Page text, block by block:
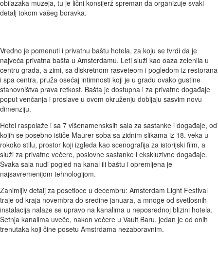
obilazaka muzeja, tu je lični konsijerž spreman da organizuje svaki
detalj tokom vašeg boravka.
Vredno je pomenuti i privatnu baštu hotela, za koju se tvrdi da je
najveća privatna bašta u Amsterdamu. Leti služi kao oaza zelenila u
centru grada, a zimi, sa diskretnom rasveteom i pogledom iz restorana
i spa centra, pruža osećaj intimnosti koji je u gradu ovako gustine
stanovništva prava retkost. Bašta je dostupna i za privatne događaje
poput venčanja i proslave u ovom okruženju dobijaju sasvim novu
dimenziju.
Hotel raspolaže i sa 7 višenamensksih sala za sastanke i događaje, od
kojih se posebno ističe Maurer soba sa zidnim slikama iz 18. veka u
rokoko stilu, prostor koji izgleda kao scenografija za istorijski film, a
služi za privatne večere, poslovne sastanke i ekskluzivne događaje.
Svaka sala nudi pogled na kanal ili baštu i opremljena je
najsavremenijom tehnologijom.
Zanimljiv detalj za posetioce u decembru: Amsterdam Light Festival
traje od kraja novembra do sredine januara, a mnoge od svetlosnih
instalacija nalaze se upravo na kanalima u neposrednoj blizini hotela.
Šetnja kanalima uveče, nakon večere u Vault Baru, jedan je od onih
trenutaka koji čine posetu Amstrdama nezaboravnim.